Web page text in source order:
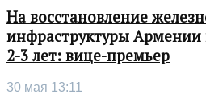
На восстановление
инфраструктуры Армении
2-3 лет: вице-премьер
30 мая 13:11